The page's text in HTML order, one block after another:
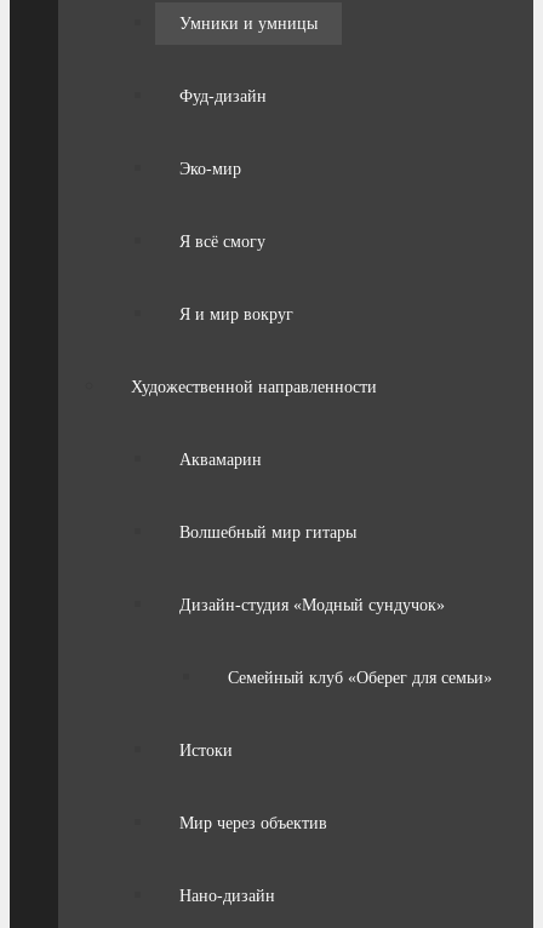
Умники и умницы
Фуд-дизайн
Эко-мир
Я всё смогу
Я и мир вокруг
Художественной направленности
Аквамарин
Волшебный мир гитары
Дизайн-студия «Модный сундучок»
Семейный клуб «Оберег для семьи»
Истоки
Мир через объектив
Нано-дизайн